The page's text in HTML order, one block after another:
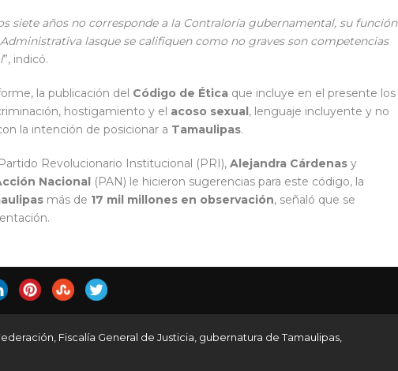
siete años no corresponde a la Contraloría gubernamental, su función
lasque se califiquen como no graves son competencias
”, indicó.
la publicación del Código de Ética que incluye en el presente los
hostigamiento y el acoso sexual , lenguaje incluyente y no
la intención de posicionar a Tamaulipas.
Revolucionario Institucional (PRI), Alejandra Cárdenas y
Nacional (PAN) le hicieron sugerencias para este código, la
más de 17 mil millones en observación, señaló que se
, Fiscalía General de Justicia, gubernatura de Tamaulipas,